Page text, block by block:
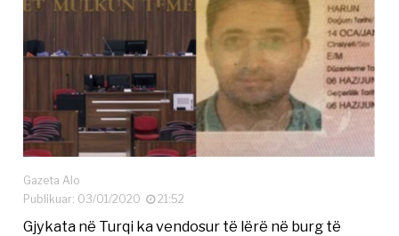
Gazeta Alo
Publikuar: 03/01/2020
21:52
Gjykata në Turqi ka vendosur të lërë në burg të